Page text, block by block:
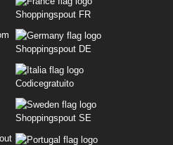
Shoppingspout FR
Shoppingspout DE
Codicegratuito
Shoppingspout SE